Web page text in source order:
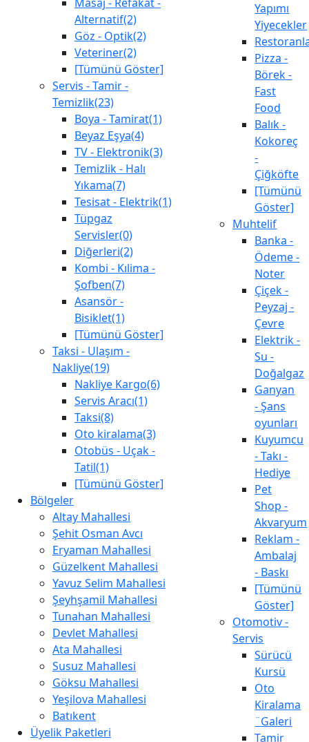
Alternatif(2)
Göz - Optik(2)
Veteriner(2)
[Tümünü Göster]
Servis - Tamir -
Temizlik(23)
Boya - Tamirat(1)
Beyaz Eşya(4)
TV - Elektronik(3)
Temizlik - Halı
Yıkama(7)
Tesisat - Elektrik(1)
Tüpgaz
Servisler(0)
Diğerleri(2)
Kombi - Kılima -
Şofben(7)
Asansör -
Bisiklet(1)
[Tümünü Göster]
Taksi - Ulaşım -
Nakliye(19)
Nakliye Kargo(6)
Servis Aracı(1)
Taksi(8)
Oto kiralama(3)
Otobüs - Uçak -
Tatil(1)
[Tümünü Göster]
Bölgeler
Altay Mahallesi
Şehit Osman Avcı
Eryaman Mahallesi
Güzelkent Mahallesi
Yavuz Selim Mahallesi
Şeyhşamil Mahallesi
Tunahan Mahallesi
Devlet Mahallesi
Ata Mahallesi
Susuz Mahallesi
Göksu Mahallesi
Yeşilova Mahallesi
Batıkent
Üyelik Paketleri
Yapımı
Yiyecekler
Pizza -
Börek -
Fast
Food
Balık -
Kokoreç
-
Çiğköfte
[Tümünü
Göster]
Muhtelif
Banka -
Ödeme -
Noter
Çiçek -
Peyzaj -
Çevre
Elektrik -
Su -
Doğalgaz
Ganyan
- Şans
oyunları
Kuyumcu
- Takı -
Hediye
Pet
Shop -
Akvaryum
Reklam -
Ambalaj
- Baskı
[Tümünü
Göster]
Otomotiv -
Servis
Sürücü
Kursü
Oto
Kiralama
¨Galeri
Tamir